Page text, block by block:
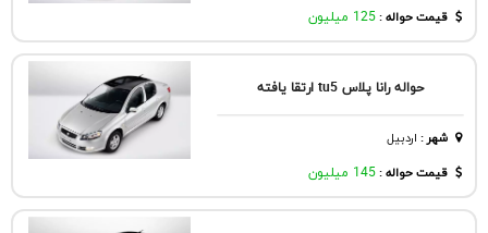
قیمت حواله :125 میلیون
حواله رانا پلاس tu5 ارتقا یافته
شهر: اردبيل
قیمت حواله :145 میلیون